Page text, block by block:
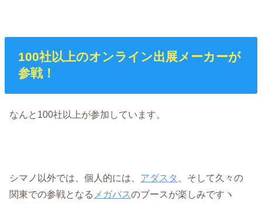
100社以上のオンライン出展メーカーが
参戦！
なんと100社以上が参加しています。
シマノ以外では、個人的には、 アダスタ
、そして久々の
関東での参戦となる メガバスのブースが楽しみですヽ